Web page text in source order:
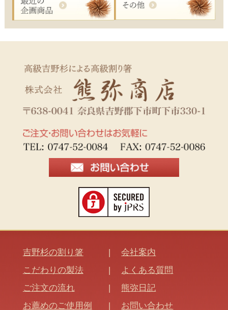
吉野杉の割り箸
こだわりの製法
ご注文の流れ
お薦めのご使用例
会社案内
よくある質問
熊弥日記
お問い合わせ